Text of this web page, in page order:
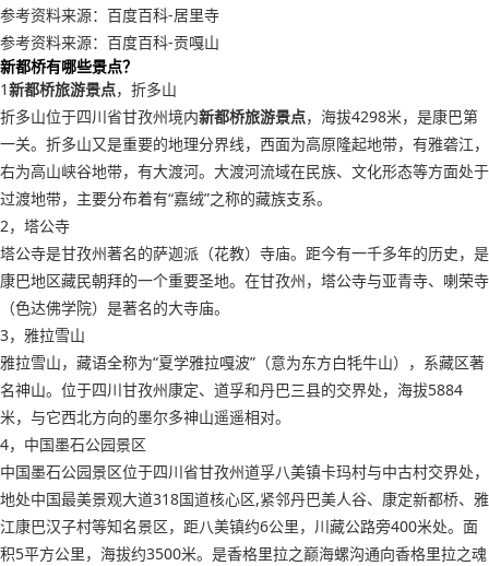
参考资料来源：百度百科-居里寺
参考资料来源：百度百科-贡嘎山
新都桥有哪些景点？
1新都桥旅游景点，折多山
折多山位于四川省甘孜州境内新都桥旅游景点，海拔4298米，是康巴第
一关。折多山又是重要的地理分界线，西面为高原隆起地带，有雅砻江，
右为高山峡谷地带，有大渡河。大渡河流域在民族、文化形态等方面处于
过渡地带，主要分布着有“嘉绒”之称的藏族支系。
2，塔公寺
塔公寺是甘孜州著名的萨迦派（花教）寺庙。距今有一千多年的历史，是
康巴地区藏民朝拜的一个重要圣地。在甘孜州，塔公寺与亚青寺、喇荣寺
（色达佛学院）是著名的大寺庙。
3，雅拉雪山
雅拉雪山，藏语全称为“夏学雅拉嘎波”（意为东方白牦牛山），系藏区著
名神山。位于四川甘孜州康定、道孚和丹巴三县的交界处，海拔5884
米，与它西北方向的墨尔多神山遥遥相对。
4，中国墨石公园景区
中国墨石公园景区位于四川省甘孜州道孚八美镇卡玛村与中古村交界处，
地处中国最美景观大道318国道核心区,紧邻丹巴美人谷、康定新都桥、雅
江康巴汉子村等知名景区，距八美镇约6公里，川藏公路旁400米处。面
积5平方公里，海拔约3500米。是香格里拉之巅海螺沟通向香格里拉之魂